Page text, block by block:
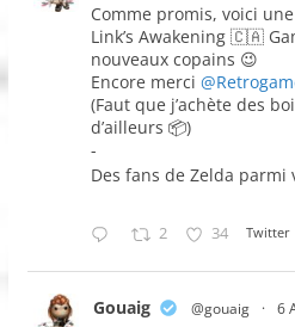
Comme promis, voici
Link’s Awakening 🇨🇦
nouveaux copains 😉
Encore merci
(Faut que j’achète des
d’ailleurs 📦)
-
Des fans de Zelda parmi
2 34 Twitter
Gouaig @gouaig · 6